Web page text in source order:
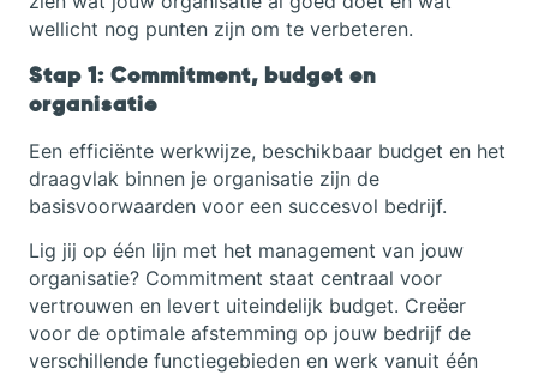
wellicht nog punten zijn om te verbeteren.
Stap 1: Commitment, budget en
organisatie
Een efficiënte werkwijze, beschikbaar budget en het
draagvlak binnen je organisatie zijn de
basisvoorwaarden voor een succesvol bedrijf.
Lig jij op één lijn met het management van jouw
organisatie? Commitment staat centraal voor
vertrouwen en levert uiteindelijk budget. Creëer
voor de optimale afstemming op jouw bedrijf de
verschillende functiegebieden en werk vanuit één